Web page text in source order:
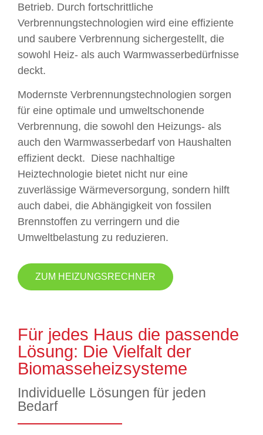
Betrieb. Durch fortschrittliche
Verbrennungstechnologien wird eine effiziente
und saubere Verbrennung sichergestellt, die
sowohl Heiz- als auch Warmwasserbedürfnisse
deckt.
Modernste Verbrennungstechnologien sorgen
für eine optimale und umweltschonende
Verbrennung, die sowohl den Heizungs- als
auch den Warmwasserbedarf von Haushalten
effizient deckt. Diese nachhaltige
Heiztechnologie bietet nicht nur eine
zuverlässige Wärmeversorgung, sondern hilft
auch dabei, die Abhängigkeit von fossilen
Brennstoffen zu verringern und die
Umweltbelastung zu reduzieren.
ZUM HEIZUNGSRECHNER
Für jedes Haus die passende
Lösung: Die Vielfalt der
Biomasseheizsysteme
Individuelle Lösungen für jeden
Bedarf